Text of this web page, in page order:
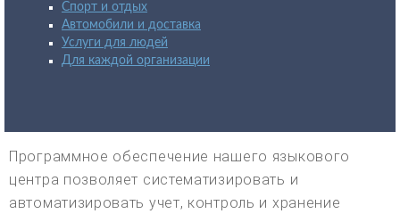
Спорт и отдых
Автомобили и доставка
Услуги для людей
Для каждой организации
Программное обеспечение нашего языкового
центра позволяет систематизировать и
автоматизировать учет, контроль и хранение